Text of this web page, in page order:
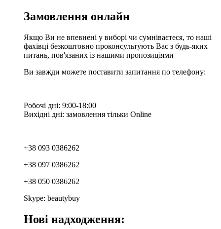
Замовлення онлайн
Якщо Ви не впевнені у виборі чи сумніваєтеся, то наші
фахівці безкоштовно проконсультують Вас з будь-яких
питань, пов'язаних із нашими пропозиціями
Ви завжди можете поставити запитання по телефону:
Робочі дні: 9:00-18:00
Вихідні дні: замовлення тільки Online
+38 093 0386262
+38 097 0386262
+38 050 0386262
Skype: beautybuy
Нові надходження: